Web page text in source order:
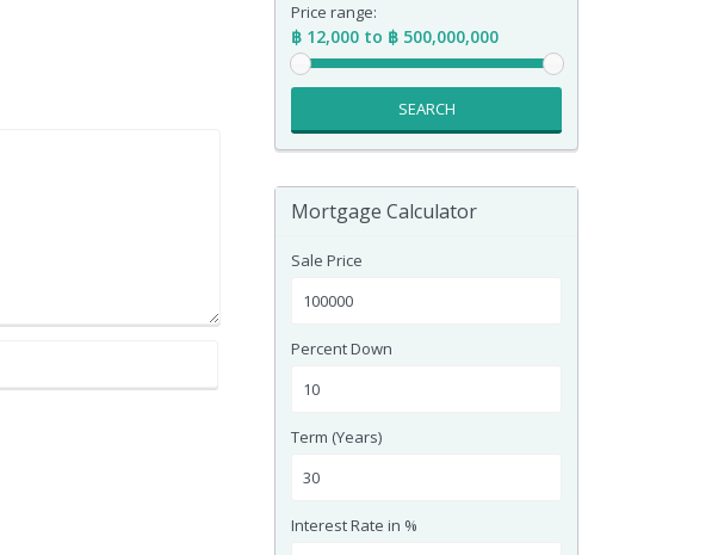
Price range:
฿ 12,000 to ฿ 500,000,000
SEARCH
Mortgage Calculator
Sale Price
Percent Down
Term (Years)
Interest Rate in %